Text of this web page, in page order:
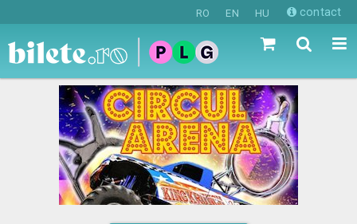
RO EN HU contact